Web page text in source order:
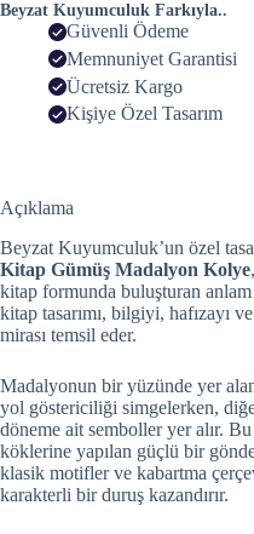
Beyzat Kuyumculuk Farkıyla..
Güvenli Ödeme
Memnuniyet Garantisi
Ücretsiz Kargo
Kişiye Özel Tasarım
Açıklama
Beyzat Kuyumculuk’un özel
Kitap Gümüş Madalyon Kolye
kitap formunda buluşturan anlam
kitap tasarımı, bilgiyi, hafızayı
mirası temsil eder.
Madalyonun bir yüzünde yer
yol göstericiliği simgelerken,
döneme ait semboller yer alır.
köklerine yapılan güçlü bir
klasik motifler ve kabartma
karakterli bir duruş kazandırır.